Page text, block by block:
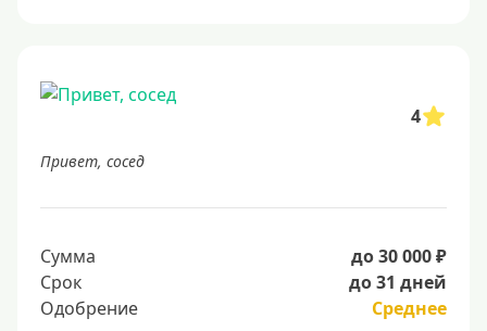
4
Привет, сосед
Сумма
до 30 000 ₽
Срок
до 31 дней
Одобрение
Среднее